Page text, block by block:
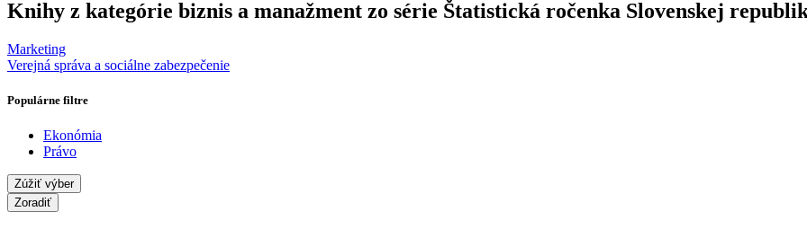
Knihy z kategórie biznis a manažment zo série Štatistická ročenka Slovenskej
Marketing
Verejná správa a sociálne zabezpečenie
Populárne filtre
Ekonómia
Právo
Zúžiť výber
Zoradiť